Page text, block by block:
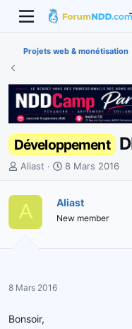
Projets web & monétisation
Développement
I
i
t
i
r
e
Aliast
D
e
d
8 Mars 2016
A Aliast
New member
8 Mars 2016
Bonsoir,